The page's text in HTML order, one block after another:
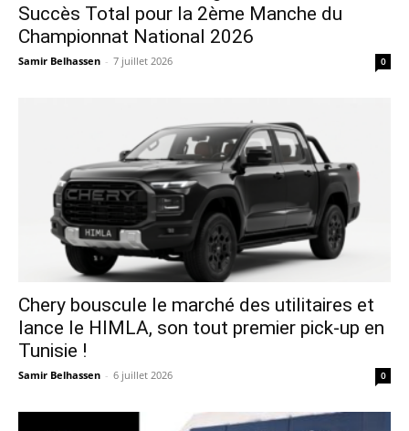
Succès Total pour la 2ème Manche du
Championnat National 2026
Samir Belhassen - 7 juillet 2026 0
Chery bouscule le marché des utilitaires et
lance le HIMLA, son tout premier pick-up en
Tunisie !
Samir Belhassen - 6 juillet 2026 0